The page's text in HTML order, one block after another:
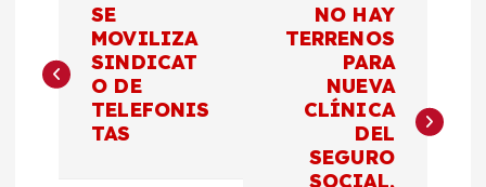
a
v
SE
MOVILIZA
SINDICAT
O DE
TELEFONIS
TAS
NO HAY
TERRENOS
PARA
NUEVA
CLÍNICA
DEL
SEGURO
SOCIAL,